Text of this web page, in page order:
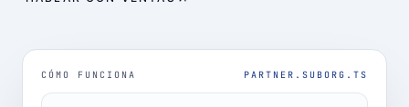
CÓMO FUNCIONA PARTNER.SUBORG.TS